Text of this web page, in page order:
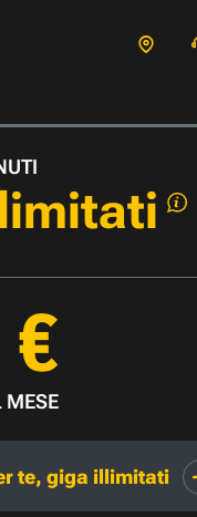
MESE
te, giga illimitati